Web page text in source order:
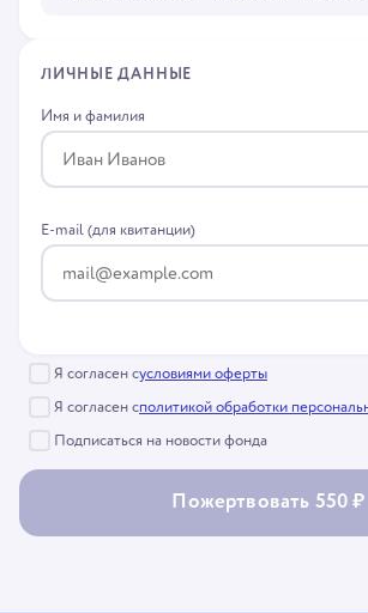
ЛИЧНЫЕ ДАННЫЕ
Имя и фамилия
E-mail (для квитанции)
Я согласен сусловиями оферты
Я согласен сполитикой обработки
Подписаться на новости фонда
Пожертвовать 550 ₽